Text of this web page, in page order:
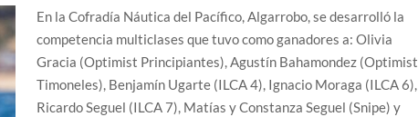
En la Cofradía Náutica del Pacífico, Algarrobo, se desarrolló la
competencia multiclases que tuvo como ganadores a: Olivia
Gracia (Optimist Principiantes), Agustín Bahamondez (Optimist
Timoneles), Benjamín Ugarte (ILCA 4), Ignacio Moraga (ILCA 6),
Ricardo Seguel (ILCA 7), Matías y Constanza Seguel (Snipe) y